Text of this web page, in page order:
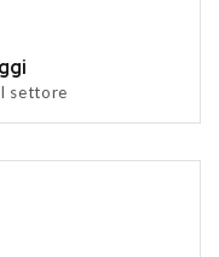
settore